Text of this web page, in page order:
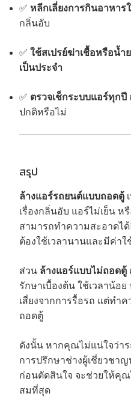
✅ หลีกเลี่ยงการกินอาหาร
กลิ่นอับ
✅ ใช้สเปรย์ฆ่าเชื้อหรือน้
เป็นประจำ
✅ ตรวจเช็กระบบแอร์ทุกปี
ปกติหรือไม่
สรุป
ล้างแอร์รถยนต์แบบถอดตู้
เรื่องกลิ่นอับ แอร์ไม่เย็น ห
สามารถทำความสะอาดไ
ต้องใช้เวลานานและมีค่าใ
ส่วน ล้างแอร์แบบไม่ถอดตู้
รักษาเบื้องต้น ใช้เวลาน้อ
เสี่ยงจากการรื้อรถ แต่ทำ
ถอดตู้
ดังนั้น หากคุณไม่แน่ใจว่า
การปรึกษาช่างผู้เชี่ยวชา
ก่อนตัดสินใจ จะช่วยให้คุ
สมที่สุด